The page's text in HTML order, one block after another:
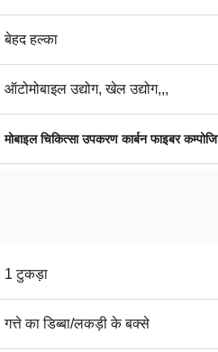
बेहद हल्का
ऑटोमोबाइल उद्योग, खेल उद्योग,,,
मोबाइल चिकित्सा उपकरण कार्बन फाइबर
1 टुकड़ा
गत्ते का डिब्बा/लकड़ी के बक्से